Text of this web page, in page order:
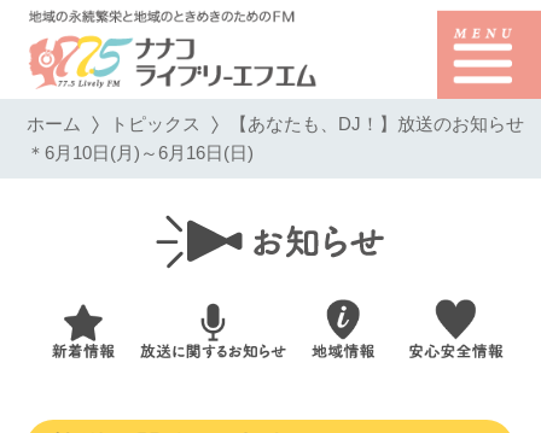
ホーム トピックス 【あなたも、DJ！】放送のお知らせ
＊6月10日(月)～6月16日(日)